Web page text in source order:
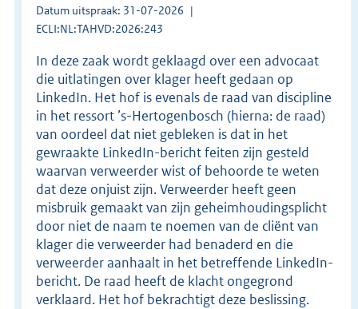
Datum uitspraak: 31-07-2026
ECLI:NL:TAHVD:2026:243
In deze zaak wordt geklaagd over een advocaat
die uitlatingen over klager heeft gedaan op
LinkedIn. Het hof is evenals de raad van discipline
in het ressort ’s-Hertogenbosch (hierna: de raad)
van oordeel dat niet gebleken is dat in het
gewraakte LinkedIn-bericht feiten zijn gesteld
waarvan verweerder wist of behoorde te weten
dat deze onjuist zijn. Verweerder heeft geen
misbruik gemaakt van zijn geheimhoudingsplicht
door niet de naam te noemen van de cliënt van
klager die verweerder had benaderd en die
verweerder aanhaalt in het betreffende LinkedIn-
bericht. De raad heeft de klacht ongegrond
verklaard. Het hof bekrachtigt deze beslissing.